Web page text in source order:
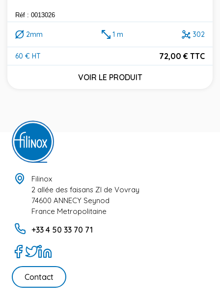
Réf : 0013026
2mm 1 m 302
60 € HT
Prix
72,00 € TTC
VOIR LE PRODUIT
Filinox
2 allée des faisans ZI de Vovray
74600 ANNECY Seynod
France Metropolitaine
+33 4 50 33 70 71
Contact